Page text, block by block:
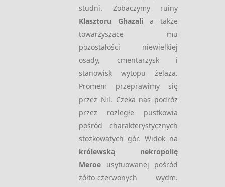
studni. Zobaczymy ruiny
Klasztoru Ghazali a także
towarzyszące mu
pozostałości niewielkiej
osady, cmentarzysk i
stanowisk wytopu żelaza.
Promem przeprawimy się
przez Nil. Czeka nas podróż
przez rozległe pustkowia
pośród charakterystycznych
stożkowatych gór. Widok na
królewską nekropolię
Meroe usytuowanej pośród
żółto-czerwonych wydm.